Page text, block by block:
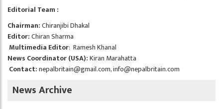
Editorial Team :
Chairman:Chiranjibi Dhakal
Editor:Chiran Sharma
Multimedia Editor: Ramesh Khanal
News Coordinator (USA):Kiran Marahatta
Contact:nepalbritain@gmail.com,info@nepalbritain.com
News Archive